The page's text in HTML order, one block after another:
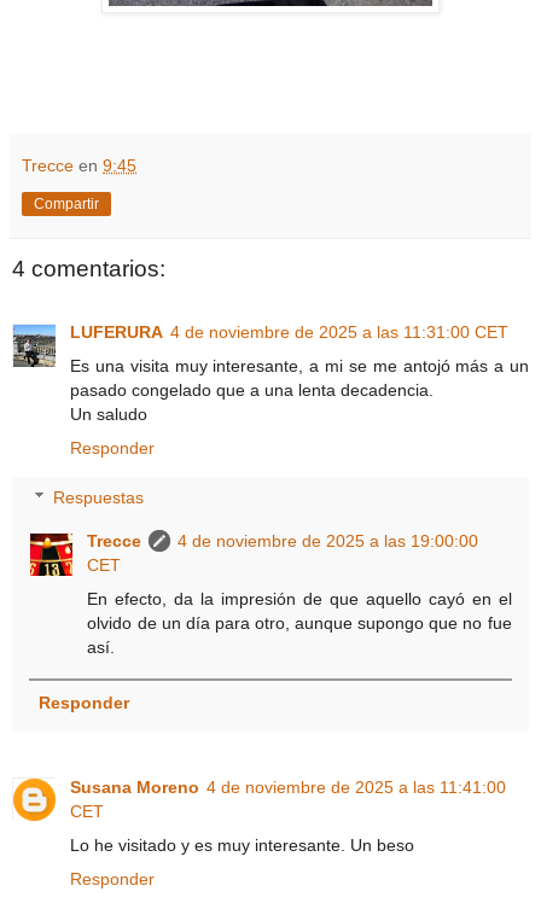
Trecce en 9:45
Compartir
4 comentarios:
LUFERURA 4 de noviembre de 2025 a las 11:31:00 CET
Es una visita muy interesante, a mi se me antojó más a un
pasado congelado que a una lenta decadencia.
Un saludo
Responder
Respuestas
Trecce
4 de noviembre de 2025 a las 19:00:00
CET
En efecto, da la impresión de que aquello cayó en el
olvido de un día para otro, aunque supongo que no fue
así.
Responder
Susana Moreno 4 de noviembre de 2025 a las 11:41:00
CET
Lo he visitado y es muy interesante. Un beso
Responder